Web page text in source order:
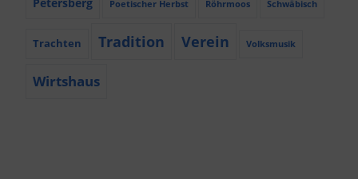
Poetischer Herbst Röhrmoos Schwäbisch
Trachten Tradition Verein Volksmusik
Wirtshaus